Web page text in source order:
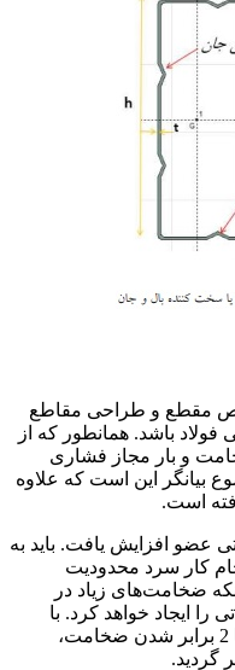
مقطع و طراحی مقاطع
باشد. همانطور که از
ضخامت و بار مجاز فشاری
بیانگر این است که علاوه
است.
عضو افزایش یافت. باید به
کار سرد محدودیت
ضخامت‌های زیاد در
ایجاد خواهد کرد. با
بررسی شکل 4 می‌توان نشان داد که با 2 برابر شدن ضخامت،